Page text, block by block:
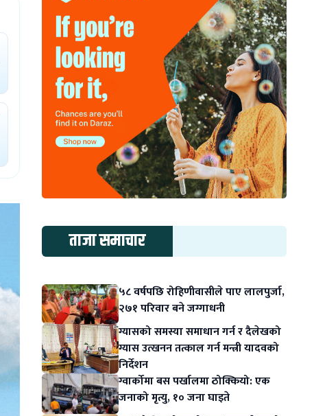
ताजा समाचार
५८ वर्षपछि रोहिणीवासीले पाए लालपुर्जा,
२७१ परिवार बने जग्गाधनी
ग्यासको समस्या समाधान गर्न र दैलेखको
ग्यास उत्खनन तत्काल गर्न मन्त्री यादवको
निर्देशन
ग्वार्कोमा बस पर्खालमा ठोक्कियो: एक
जनाको मृत्यु, १० जना घाइते